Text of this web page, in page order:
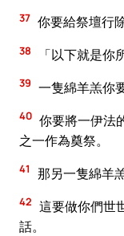
37 你要給祭壇行
38 「以下就是你
39 一隻綿羊羔你
40 你要將一伊法
之一作為奠祭。
41 那另一隻綿羊
42 這要做你們世
話。